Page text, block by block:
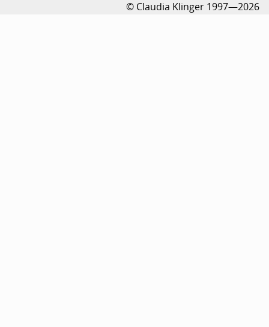
© Claudia Klinger 1997—2026